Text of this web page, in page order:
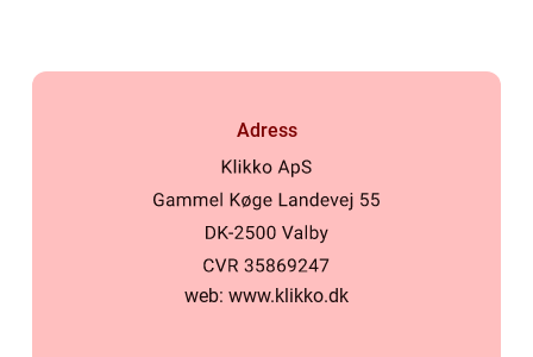
Adress
web: www.klikko.dk